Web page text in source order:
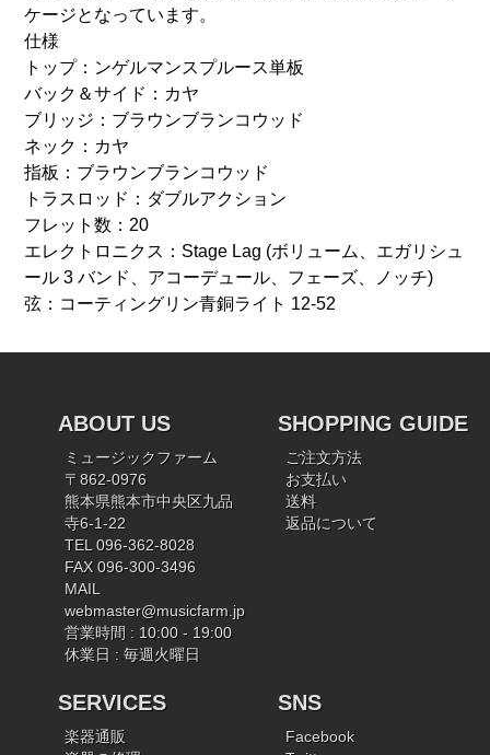
ケージとなっています。
仕様
トップ：ンゲルマンスプルース単板
バック＆サイド：カヤ
ブリッジ：ブラウンブランコウッド
ネック：カヤ
指板：ブラウンブランコウッド
トラスロッド：ダブルアクション
フレット数：20
エレクトロニクス：Stage Lag (ボリューム、エガリシュ
ール 3 バンド、アコーデュール、フェーズ、ノッチ)
弦：コーティングリン青銅ライト 12-52
ABOUT US
ミュージックファーム
〒862-0976
熊本県熊本市中央区九品
寺6-1-22
TEL 096-362-8028
FAX 096-300-3496
MAIL
webmaster@musicfarm.jp
営業時間 : 10:00 - 19:00
休業日 : 毎週火曜日
SHOPPING GUIDE
ご注文方法
お支払い
送料
返品について
SERVICES
楽器通販
SNS
Facebook